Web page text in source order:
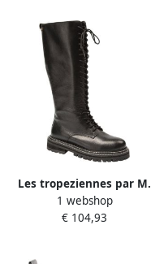
Les tropeziennes par M.
Belarbi Leren laarzen Les
Rise
1 webshop
€ 104,93